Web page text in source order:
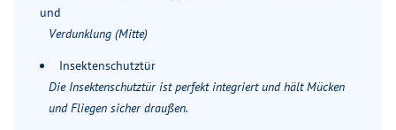
und
Verdunklung (Mitte)
Insektenschutztür
Die Insektenschutztür ist perfekt integriert und hält Mücken
und Fliegen sicher draußen.